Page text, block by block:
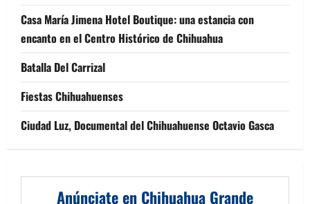
Casa María Jimena Hotel Boutique: una estancia con
encanto en el Centro Histórico de Chihuahua
Batalla Del Carrizal
Fiestas Chihuahuenses
Ciudad Luz, Documental del Chihuahuense Octavio Gasca
Anúnciate en Chihuahua Grande